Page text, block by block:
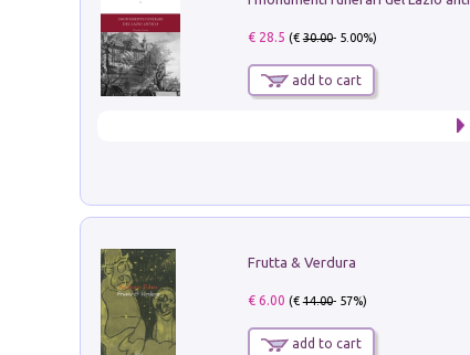
€ 28.5 (€30.00- 5.00%)
add to cart
Frutta & Verdura
€ 6.00 (€14.00- 57%)
add to cart